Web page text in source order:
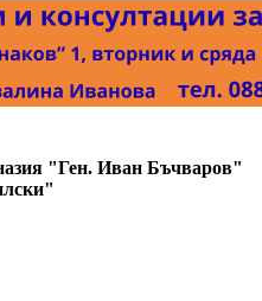
"Ген. Иван Бъчваров"